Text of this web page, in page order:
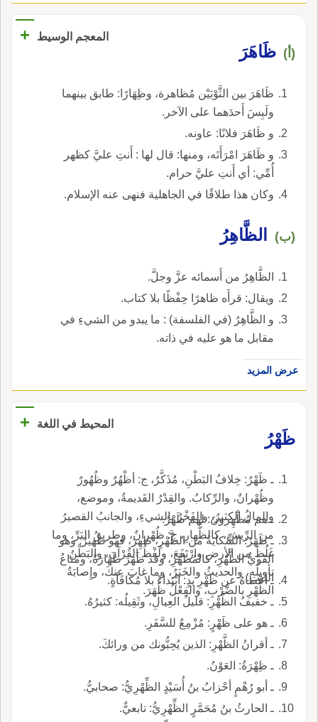
المعجم الوسيط +
(أ) ظَاهَرَ
ظَاهَرَ بين الثَّوْبَيْن مُظاهرة، وظِهَارًا: طابق بينهما
ولَبِسَ أَحدَهما على الآخر.
و ظَاهَرَ فلانًا: عاونه.
و ظَاهَرَ امْرَأَتَه، ومنها: قال لها : أَنتِ عليَّ كظهر
أُمِّي: أي أَنتِ عليَّ حرام.
وكان هذا طلاقًا في الجاهلية فنهى عنه الإسلام.
(ب) الظَّاهِرُ
الظَّاهِرُ من أَسمائه عزَّ وجلَّ.
ويقال: قرأَه ظاهرًا حِفْظًا بلا كتاب.
و الظَّاهِرُ (في الفلسفة) : ما يبدو من الشيءِ في
مقابل ما هو عليه في ذاته.
عرض المزيد
المحيط في اللغة
+
ظَهْرُ
ـ ظَهْرُ: خِلافُ البَطْنِ، مُذَكَّرٌ، ج: أظْهُرٌ وظُهُورٌ
وظُهْرانٌ، والرِّكابُ. والقِدْرُ القَديمةُ، وموضع،
والمالُ الكثيرُ، والفَخْرُ بالشيءِ، والجانبُ القصيرُ
من الرِّيشِ، كالظُّهارِ، ج: ظُهْرانٌ، وطريقُ البَرِّ، وما
غَلُظَ من الأرضِ وارْتَفَعَ، ولَفْظُ القُرْآنِ، والبَطْنُ
تأويلُه، والحديثُ والخَبَرُ، وما غابَ عنكَ، وإِصابَةُ
الظَّهْرِ بالضَّرْبِ، والفِعْلُ ظَهَرَ.
ـ هم مُظْهِرونَ: لهم ظَهْرٌ.
ـ ظَهَرُ: الشِّكايَةُ من الظَّهْرِ، ظهِرَ، فهو ظَهيرٌ: وهو
القَويُّ الظَّهْرِ، كالمُظهَّرِ، وقد ظَهَرَ ظَهَارَةً، ومتاعُ
البيتِ.
ـ أعْطاهُ عن ظَهْرِ يدٍ: ابْتداءً بلا مُكافَأةٍ.
ـ خفيفُ الظَّهْرِ: قليلُ العِيالِ، وثَقِيلُه: كثيرُهُ.
ـ هو على ظَهْرٍ: مُزْمِعٌ للسَّفَرِ.
ـ أقرانُ الظَّهْرِ: الذين يُحِبُّونك من ورائكَ.
ـ ظِهْرَةُ: العَوْنُ.
ـ أبو رُهْمٍ أحْزابُ بنُ أُسَيْدٍ الظِّهْرِيُّ: صحابيُّ.
ـ الحارثُ بنُ مُحَمَّرٍ الظِّهْرِيُّ: تابعيٌّ.